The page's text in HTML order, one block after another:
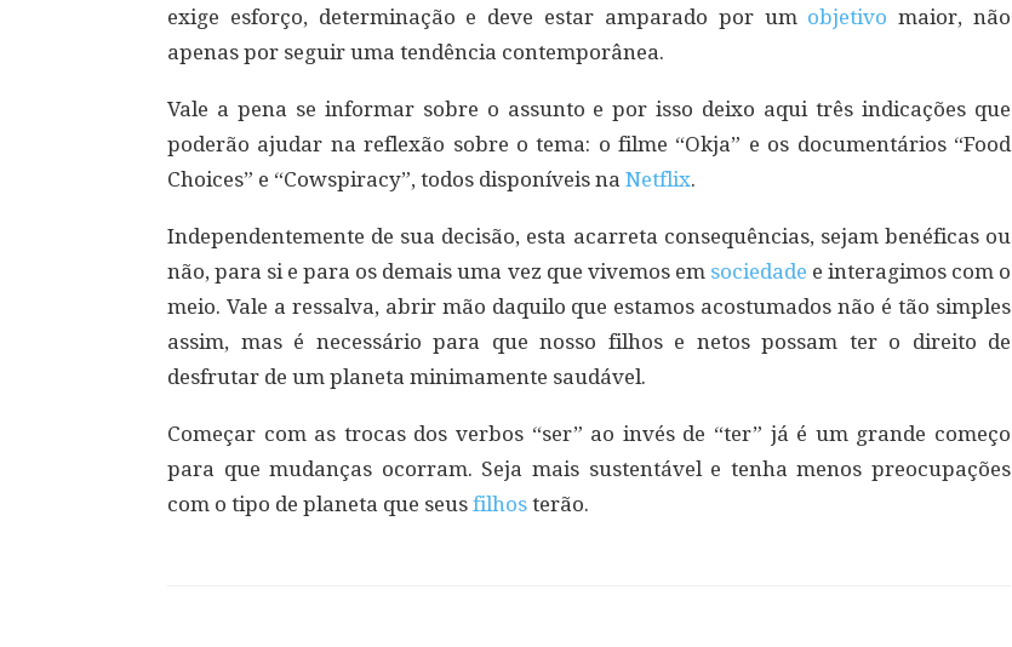
exige esforço, determinação e deve estar amparado por um objetivomaior, não
apenas por seguir uma tendência contemporânea.
Vale a pena se informar sobre o assunto e por isso deixo aqui três indicações que
poderão ajudar na reflexão sobre o tema: o filme “Okja” e os documentários “Food
Choices” e “Cowspiracy”, todos disponíveis na Netflix.
Independentemente de sua decisão, esta acarreta consequências, sejam benéficas ou
não, para si e para os demais uma vez que vivemos em sociedade e interagimos com o
meio. Vale a ressalva, abrir mão daquilo que estamos acostumados não é tão simples
assim, mas é necessário para que nosso filhos e netos possam ter o direito de
desfrutar de um planeta minimamente saudável.
Começar com as trocas dos verbos “ser” ao invés de “ter” já é um grande começo
para que mudanças ocorram. Seja mais sustentável e tenha menos preocupações
com o tipo de planeta que seus filhos terão.